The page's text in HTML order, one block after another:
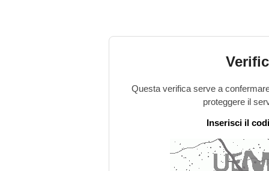
Questa verifica serve a
proteggere il
Inserisci il